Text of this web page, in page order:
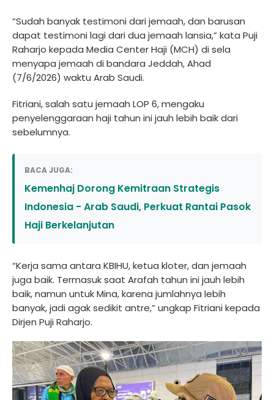
“Sudah banyak testimoni dari jemaah, dan barusan
dapat testimoni lagi dari dua jemaah lansia,” kata Puji
Raharjo kepada Media Center Haji (MCH) di sela
menyapa jemaah di bandara Jeddah, Ahad
(7/6/2026) waktu Arab Saudi.
Fitriani, salah satu jemaah LOP 6, mengaku
penyelenggaraan haji tahun ini jauh lebih baik dari
sebelumnya.
BACA JUGA:
Kemenhaj Dorong Kemitraan Strategis
Indonesia - Arab Saudi, Perkuat Rantai Pasok
Haji Berkelanjutan
“Kerja sama antara KBIHU, ketua kloter, dan jemaah
juga baik. Termasuk saat Arafah tahun ini jauh lebih
baik, namun untuk Mina, karena jumlahnya lebih
banyak, jadi agak sedikit antre,” ungkap Fitriani kepada
Dirjen Puji Raharjo.